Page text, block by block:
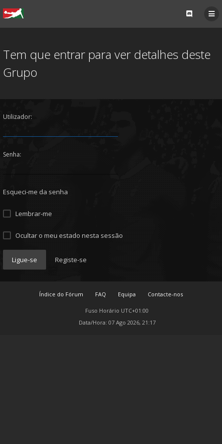
Tem que entrar para ver detalhes deste
Grupo
Utilizador:
Senha:
Esqueci-me da senha
Lembrar-me
Ocultar o meu estado nesta sessão
Ligue-se Registe-se
Índice do Fórum FAQ Equipa Contacte-nos
Fuso Horário UTC+01:00
Data/Hora: 07 Ago 2026, 21:17